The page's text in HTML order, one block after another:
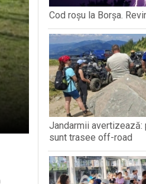
Training 2026
Cod roșu la Borșa.
Jandarmii avertizează:
sunt trasee off-road